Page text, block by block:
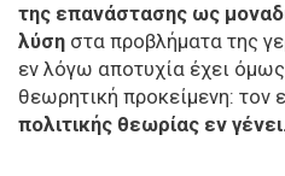
της επανάστασης ως
λύση στα προβλήματα της
εν λόγω αποτυχία έχει όμως
θεωρητική προκείμενη: τον
πολιτικής θεωρίας εν γένει.